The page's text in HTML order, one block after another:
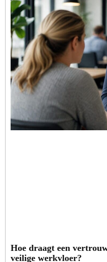
Hoe draagt een
veilige werkvloer?